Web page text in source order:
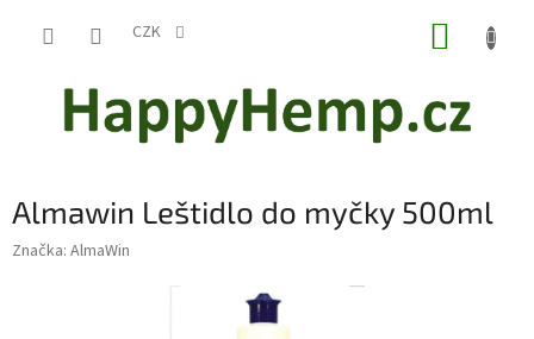
CZK
Almawin Leštidlo do myčky 500ml
Značka: AlmaWin